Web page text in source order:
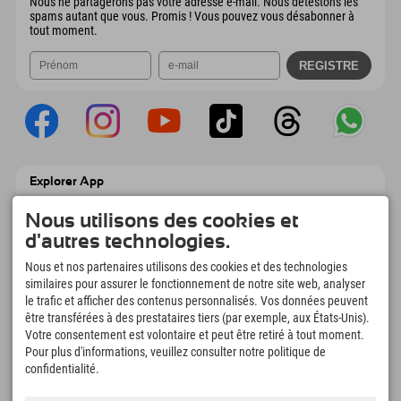
spams autant que vous. Promis ! Vous pouvez vous désabonner à
tout moment.
Explorer App
Explorer à emporter avec aperçu de vos
réservations, liste de choses à faire, aperçu
des restaurants et bien plus encore.
Téléchargez-le maintenant !
L'heure des moments d'exploration
166
Lacs de montagne et
piscines d'aventure
4.634 km
Pistes de ski et de
Nous utilisons des cookies et
d'autres technologies.
Nous et nos partenaires utilisons des cookies et des technologies
similaires pour assurer le fonctionnement de notre site web, analyser
le trafic et afficher des contenus personnalisés. Vos données peuvent
être transférées à des prestataires tiers (par exemple, aux États-Unis).
Votre consentement est volontaire et peut être retiré à tout moment.
Pour plus d'informations, veuillez consulter notre politique de
confidentialité.